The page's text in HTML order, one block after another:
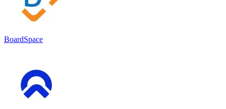
BoardSpace